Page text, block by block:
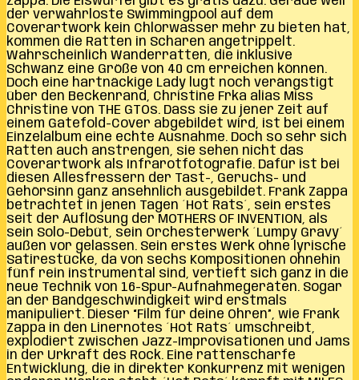
der verwahrloste Swimmingpool auf dem
Coverartwork kein Chlorwasser mehr zu bieten hat,
kommen die Ratten in Scharen angetrippelt.
Wahrscheinlich Wanderratten, die inklusive
Schwanz eine Größe von 40 cm erreichen können.
Doch eine hartnäckige Lady lugt noch verängstigt
über den Beckenrand, Christine Frka alias Miss
Christine von THE GTOs. Dass sie zu jener Zeit auf
einem Gatefold-Cover abgebildet wird, ist bei einem
Einzelalbum eine echte Ausnahme. Doch so sehr sich
Ratten auch anstrengen, sie sehen nicht das
Coverartwork als Infrarotfotografie. Dafür ist bei
diesen Allesfressern der Tast-, Geruchs- und
Gehörsinn ganz ansehnlich ausgebildet. Frank Zappa
betrachtet in jenen Tagen ´Hot Rats´, sein erstes
seit der Auflösung der MOTHERS OF INVENTION, als
sein Solo-Debüt, sein Orchesterwerk ´Lumpy Gravy´
außen vor gelassen. Sein erstes Werk ohne lyrische
Satirestücke, da von sechs Kompositionen ohnehin
fünf rein instrumental sind, vertieft sich ganz in die
neue Technik von 16-Spur-Aufnahmegeräten. Sogar
an der Bandgeschwindigkeit wird erstmals
manipuliert. Dieser “Film für deine Ohren”, wie Frank
Zappa in den Linernotes ´Hot Rats´ umschreibt,
explodiert zwischen Jazz-Improvisationen und Jams
in der Urkraft des Rock. Eine rattenscharfe
Entwicklung, die in direkter Konkurrenz mit wenigen